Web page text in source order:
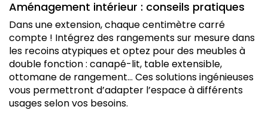
Aménagement intérieur : conseils pratiques
Dans une extension, chaque centimètre carré
compte ! Intégrez des rangements sur mesure dans
les recoins atypiques et optez pour des meubles à
double fonction : canapé-lit, table extensible,
ottomane de rangement… Ces solutions ingénieuses
vous permettront d’adapter l’espace à différents
usages selon vos besoins.